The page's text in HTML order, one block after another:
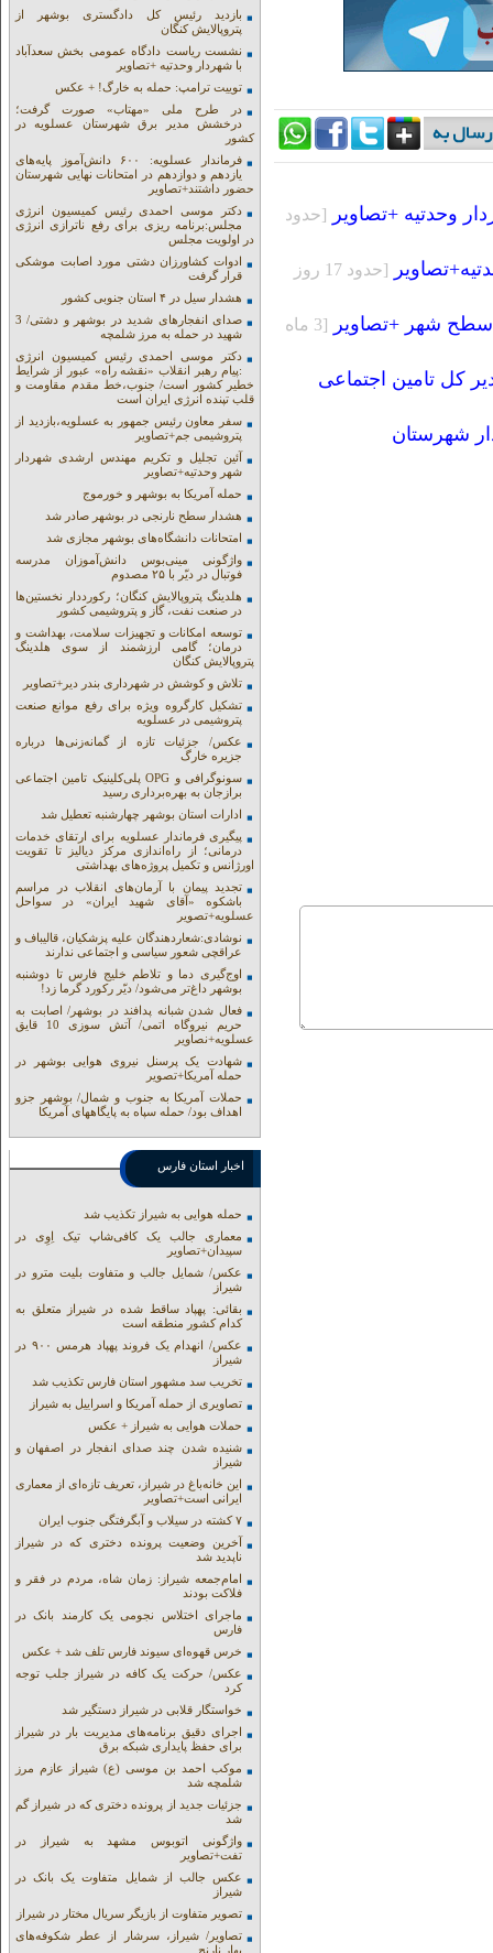
وحدتیه +تصاویر [حدود
[حدود 17 روز
سطح شهر +تصاویر [3 ماه
كل تامین اجتماعی
شهرستان
بازدید رئیس کل دادگستری بوشهر از
پتروپالایش کنگان
نشست ریاست دادگاه عمومی بخش سعدآباد
با شهردار وحدتیه +تصاویر
توییت ترامپ: حمله به خارگ! + عکس
در طرح ملی «مهتاب» صورت گرفت؛
درخشش مدیر برق شهرستان عسلویه در
کشور
فرماندار عسلویه: ۶۰۰ دانش‌آموز پایه‌های
یازدهم و دوازدهم در امتحانات نهایی شهرستان
حضور داشتند+تصاویر
دکتر موسی احمدی رئیس کمیسیون انرژی
مجلس:برنامه ریزی برای رفع ناترازی انرژی
در اولویت مجلس
ادوات کشاورزان دشتی مورد اصابت موشکی
قرار گرفت
هشدار سیل در ۴ استان جنوبی کشور
صدای انفجارهای شدید در بوشهر و دشتی/ 3
شهید در حمله به مرز شلمچه
دکتر موسی احمدی رئیس کمیسیون انرژی
:پیام رهبر انقلاب «نقشه راه» عبور از شرایط
خطیر کشور است/ جنوب،خط مقدم مقاومت و
قلب تپنده انرژی ایران است
سفر معاون رئیس جمهور به عسلویه،بازدید از
پتروشیمی جم+تصاویر
آئین تجلیل و تکریم مهندس ارشدی شهردار
شهر وحدتیه+تصاویر
حمله آمریکا به بوشهر و خورموج
هشدار سطح نارنجی در بوشهر صادر شد
امتحانات دانشگاه‌های بوشهر مجازی شد
واژگونی مینی‌بوس دانش‌آموزان مدرسه
فوتبال در دیّر با ۲۵ مصدوم
هلدینگ پتروپالایش کنگان؛ رکورددار نخستین‌ها
در صنعت نفت، گاز و پتروشیمی کشور
توسعه امکانات و تجهیزات سلامت، بهداشت و
درمان؛ گامی ارزشمند از سوی هلدینگ
پتروپالایش کنگان
تلاش و کوشش در شهرداری بندر دیر+تصاویر
تشکیل کارگروه ویژه برای رفع موانع صنعت
پتروشیمی در عسلویه
عکس/ جزئیات تازه از گمانه‌زنی‌ها درباره
جزیره خارگ
سونوگرافی و OPG پلی‌کلینیک تامین اجتماعی
برازجان به بهره‌برداری رسید
ادارات استان بوشهر چهارشنبه تعطیل شد
پیگیری فرماندار عسلویه برای ارتقای خدمات
درمانی؛ از راه‌اندازی مرکز دیالیز تا تقویت
اورژانس و تکمیل پروژه‌های بهداشتی
تجدید پیمان با آرمان‌های انقلاب در مراسم
باشکوه «آقای شهید ایران» در سواحل
عسلویه+تصویر
نوشادی:شعاردهندگان علیه پزشکیان، قالیباف و
عراقچی شعور سیاسی و اجتماعی ندارند
اوج‌گیری دما و تلاطم خلیج فارس تا دوشنبه
بوشهر داغ‌تر می‌شود/ دیّر رکورد گرما زد!
فعال شدن شبانه پدافند در بوشهر/ اصابت به
حریم نیروگاه اتمی/ آتش سوزی 10 قایق
عسلویه+نصاویر
شهادت یک پرسنل نیروی هوایی بوشهر در
حمله آمریکا+تصویر
حملات آمریکا به جنوب و شمال/ بوشهر جزو
اهداف بود/ حمله سپاه به پایگاههای آمریکا
اخبار استان فارس
حمله هوایی به شیراز تکذیب شد
معماری جالب یک کافی‌شاپ تیک اِوِی در
سپیدان+تصاویر
عکس/ شمایل جالب و متفاوت بلیت مترو در
شیراز
بقائی: پهپاد ساقط شده در شیراز متعلق به
کدام کشور منطقه است
عکس/ انهدام یک فروند پهپاد هرمس ۹۰۰ در
شیراز
تخریب سد مشهور استان فارس تکذیب شد
تصاویری از حمله آمریکا و اسراییل به شیراز
حملات هوایی به شیراز + عکس
شنیده شدن چند صدای انفجار در اصفهان و
شیراز
این خانه‌باغ در شیراز، تعریف تازه‌ای از معماری
ایرانی است+تصاویر
۷ کشته در سیلاب و آبگرفتگی جنوب ایران
آخرین وضعیت پرونده دختری که در شیراز
ناپدید شد
امام‌جمعه شیراز: زمان شاه، مردم در فقر و
فلاکت بودند
ماجرای اختلاس نجومی یک کارمند بانک در
فارس
خرس قهوه‌ای سیوند فارس تلف شد + عکس
عکس/ حرکت یک کافه در شیراز جلب توجه
کرد
خواستگار قلابی در شیراز دستگیر شد
اجرای دقیق برنامه‌های مدیریت بار در شیراز
برای حفظ پایداری شبکه برق
موکب احمد بن موسی (ع) شیراز عازم مرز
شلمچه شد
جزئیات جدید از پرونده دختری که در شیراز گم
شد
واژگونی اتوبوس مشهد به شیراز در
تفت+تصاویر
عکس جالب از شمایل متفاوت یک بانک در
شیراز
تصویر متفاوت از بازیگر سریال مختار در شیراز
تصاویر/ شیراز، سرشار از عطر شکوفه‌های
بهار نارنج